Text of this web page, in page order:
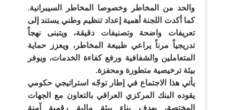
والحد من المخاطر وخصوصا المخاطر السيبرانية.
كما أكدت اللجنة أهمية إعداد تنظيم وطني يستند إلى
تعريفات واضحة وتصنيفات دقيقة، ويتبنى نهجاً
تدريجياً مرناً يراعي طبيعة المخاطر، ويعزز حماية
المتعاملين والشفافية ورفع كفاءة الخدمات، ويوفر
بيئة ترخيصية متطورة ومحفزة.
يأتي هذا الاجتماع في إطار توجّه استراتيجي حكومي
يقوده البنك المركزي العراقي بالتعاون مع الجهات
المختصة، بهدف بناء بيئة مالية رقمية آمنة